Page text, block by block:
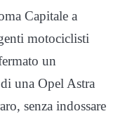
Capitale a
motociclisti
un
una Opel Astra
senza indossare